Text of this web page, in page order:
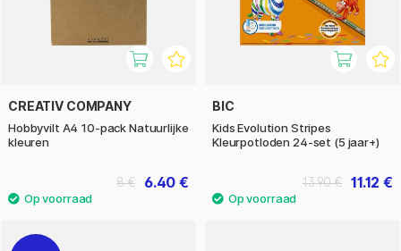
CREATIV COMPANY
Hobbyvilt A4 10-pack Natuurlijke
kleuren
6.40 €
8 €
BIC
Kids Evolution Stripes
Kleurpotloden 24-set (5 jaar+)
11.12 €
13.90 €